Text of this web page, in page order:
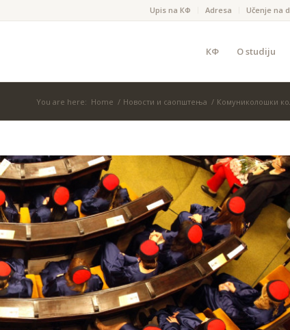
Upis na КФ Adresa Učenje na
КФ O studiju
You are here: Home / Новости и саопштења / Комуниколошки